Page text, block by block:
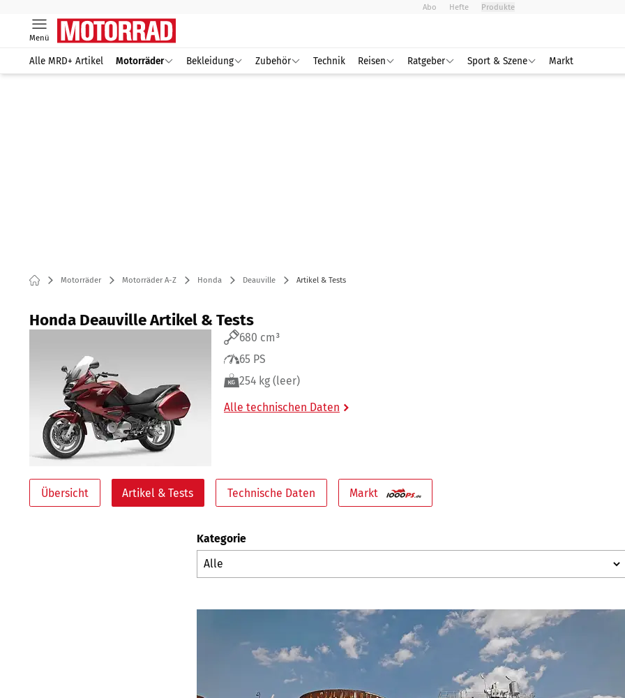
Abo Hefte Produkte
Menü
Alle MRD+ Artikel Motorräder Bekleidung Zubehör Technik Reisen Ratgeber Sport & Szene Markt
Motorräder Motorräder A-Z Honda Deauville Artikel & Tests
Honda Deauville Artikel & Tests
680 cm³
65 PS
254 kg (leer)
Alle technischen Daten
Übersicht Artikel & Tests Technische Daten Markt
Kategorie